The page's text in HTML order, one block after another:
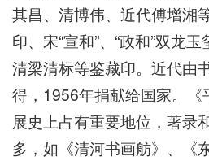
其昌、清博伟、近代傅增湘
印、宋“宣和”、“政和”双龙
清梁清标等鉴藏印。近代由
得，1956年捐献给国家。
展史上占有重要地位，著录
多，如《清河书画舫》、《